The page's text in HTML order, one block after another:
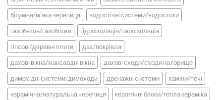
бітумна/м'яка черепиця
водостічні системи/водостоки
газобетон/газоблоки
гідроізоляція/пароізоляція
гіпсові/деревні плити
дах/покрівля
дахові вікна/мансардні вікна
дахові сходи/сходи на горище
димохідні системи/димоходи
дренажні системи
каміни/печі
керамічна/натуральна черепиця
керамічні блоки/тепла кераміка